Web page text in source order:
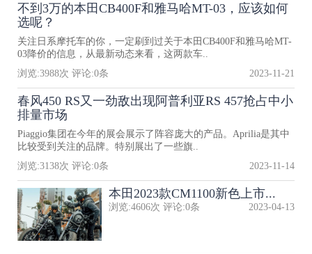
不到3万的本田CB400F和雅马哈MT-03，应该如何
选呢？
关注日系摩托车的你，一定刷到过关于本田CB400F和雅马哈MT-
03降价的信息，从最新动态来看，这两款车..
浏览:3988次 评论:0条 2023-11-21
春风450 RS又一劲敌出现阿普利亚RS 457抢占中小
排量市场
Piaggio集团在今年的展会展示了阵容庞大的产品。Aprilia是其中
比较受到关注的品牌。特别展出了一些旗..
浏览:3138次 评论:0条 2023-11-14
本田2023款CM1100新色上市...
浏览:4606次 评论:0条 2023-04-13